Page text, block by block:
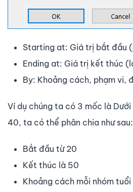
Starting at: Giá trị bắt đầu
Ending at: Giá trị kết thúc
By: Khoảng cách, phạm vi,
Ví dụ chúng ta có 3 mốc là
40, ta có thể phân chia như sau:
Bắt đầu từ 20
Kết thúc là 50
Khoảng cách mỗi nhóm tuổi